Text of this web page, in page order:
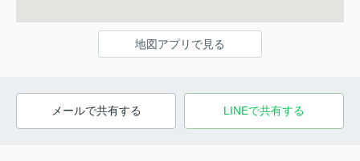
地図アプリで見る
メールで共有する LINEで共有する